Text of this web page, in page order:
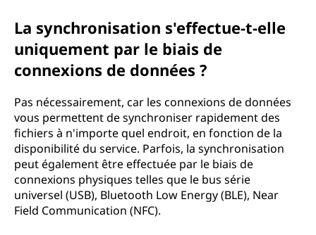
La synchronisation s'effectue-t-elle
uniquement par le biais de
connexions de données ?
Pas nécessairement, car les connexions de données
vous permettent de synchroniser rapidement des
fichiers à n'importe quel endroit, en fonction de la
disponibilité du service. Parfois, la synchronisation
peut également être effectuée par le biais de
connexions physiques telles que le bus série
universel (USB), Bluetooth Low Energy (BLE), Near
Field Communication (NFC).